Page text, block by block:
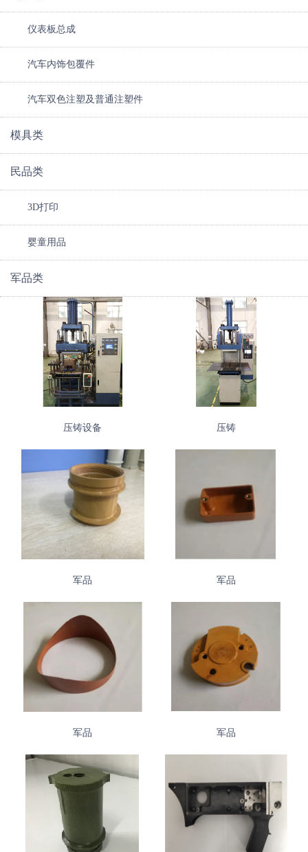
仪表板总成
汽车内饰包覆件
汽车双色注塑及普通注塑件
模具类
民品类
3D打印
婴童用品
军品类
压铸设备 压铸
军品 军品
军品 军品